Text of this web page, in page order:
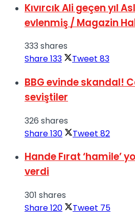
Kıvırcık Ali geçen yıl
evlenmiş / Magazin
333 shares
Share133 Tweet 83
BBG evinde skandal!
seviştiler
326 shares
Share130 Tweet 82
Hande Fırat ‘hamile’
verdi
301 shares
Share120 Tweet 75